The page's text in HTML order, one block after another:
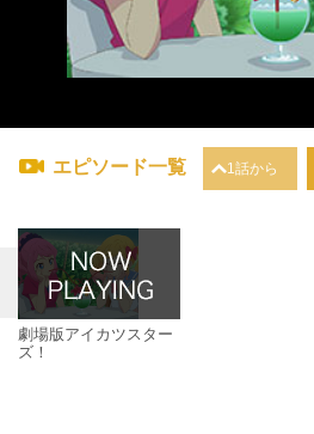
エピソード一覧 1話から
劇場版アイカツスター
ズ！